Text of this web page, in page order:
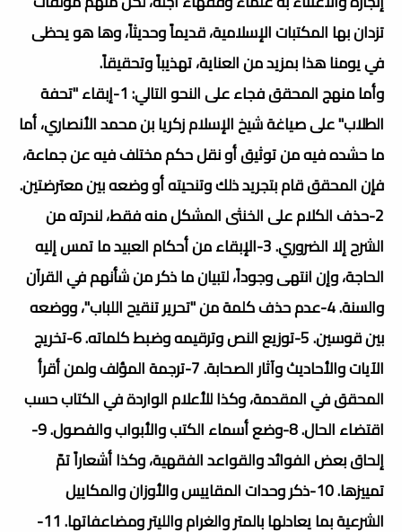
تزدان بها المكتبات الإسلامية، قديماً وحديثاً، وها هو يحظى
في يومنا هذا بمزيد من العناية، تهذيباً وتحقيقاً.
وأما منهج المحقق فجاء على النحو التالي: 1-إبقاء "تحفة
الطلاب" على صياغة شيخ الإسلام زكريا بن محمد الأنصاري، أما
ما حشده فيه من توثيق أو نقل حكم مختلف فيه عن جماعة،
فإن المحقق قام بتجريد ذلك وتنحيته أو وضعه بين معترضتين.
2-حذف الكلام على الخنثى المشكل منه فقط، لندرته من
الشرح إلا الضروري. 3-الإبقاء من أحكام العبيد ما تمس إليه
الحاجة، وإن انتهى وجوداً، لتبيان ما ذكر من شأنهم في القرآن
والسنة. 4-عدم حذف كلمة من "تحرير تنقيح اللباب"، ووضعه
بين قوسين. 5-توزيع النص وترقيمه وضبط كلماته. 6-تخريج
الآيات والأحاديث وآثار الصحابة. 7-ترجمة المؤلف ولمن أقرأ
المحقق في المقدمة، وكذا للأعلام الواردة في الكتاب حسب
اقتضاء الحال. 8-وضع أسماء الكتب والأبواب والفصول. 9-
إلحاق بعض الفوائد والقواعد الفقهية، وكذا أشعاراً تمّ
تمييزها. 10-ذكر وحدات المقاييس والأوزان والمكاييل
الشرعية بما يعادلها بالمتر والغرام والليتر ومضاعفاتها. 11-